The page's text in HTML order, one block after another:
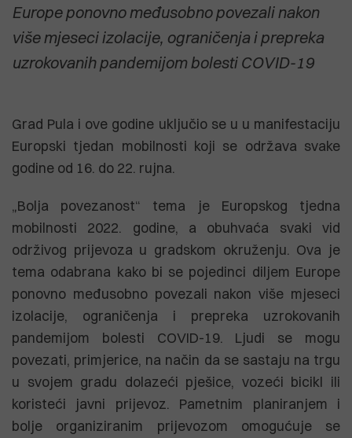
Europe ponovno međusobno povezali nakon
više mjeseci izolacije, ograničenja i prepreka
uzrokovanih pandemijom bolesti COVID-19
Grad Pula i ove godine uključio se u u manifestaciju
Europski tjedan mobilnosti koji se održava svake
godine od 16. do 22. rujna.
„Bolja povezanost“ tema je Europskog tjedna
mobilnosti 2022. godine, a obuhvaća svaki vid
održivog prijevoza u gradskom okruženju. Ova je
tema odabrana kako bi se pojedinci diljem Europe
ponovno međusobno povezali nakon više mjeseci
izolacije, ograničenja i prepreka uzrokovanih
pandemijom bolesti COVID-19. Ljudi se mogu
povezati, primjerice, na način da se sastaju na trgu
u svojem gradu dolazeći pješice, vozeći bicikl ili
koristeći javni prijevoz. Pametnim planiranjem i
bolje organiziranim prijevozom omogućuje se